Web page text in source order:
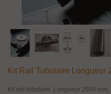
Kit Rail Tubulaire Longueur
Kit rail tubulaire. Longueur 2500